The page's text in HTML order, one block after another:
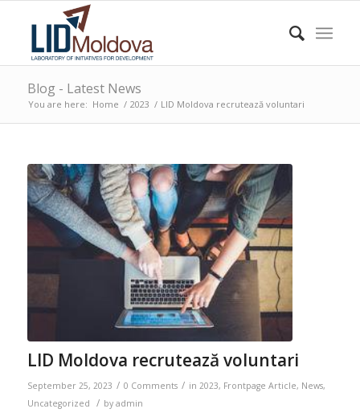
Blog - Latest News
You are here: Home / 2023 / LID Moldova recrutează voluntari
LID Moldova recrutează voluntari
September 25, 2023 / 0 Comments / in 2023, Frontpage Article, News,
Uncategorized
/ by admin